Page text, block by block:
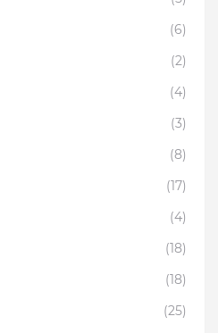
(6)
(2)
(4)
(3)
(8)
(17)
(4)
(18)
(18)
(25)